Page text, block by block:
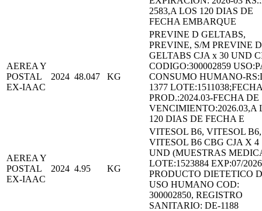
2583,A LOS 120 DIAS DE
FECHA EMBARQUE
AEREA Y
POSTAL
EX-IAAC
2024 48.047 KG
PREVINE D GELTABS,
PREVINE, S/M PREVINE D
GELTABS CJA x 30 UND
CODIGO:300002859
CONSUMO HUMANO-
1377
PROD.:2024.03-FECHA DE
VENCIMIENTO:2026.03,A
120 DIAS DE FECHA E
AEREA Y
POSTAL
EX-IAAC
2024 4.95 KG
VITESOL B6, VITESOL
VITESOL B6 CBG CJA X 4
UND (MUESTRAS
LOTE:1523884 EXP:07/2026
PRODUCTO DIETETICO
USO HUMANO COD:
300002850, REGISTRO
SANITARIO: DE-1188